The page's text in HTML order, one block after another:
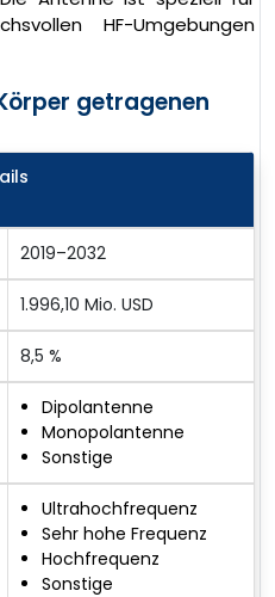
HF-Umgebungen
getragenen
2019–2032
1.996,10 Mio. USD
8,5 %
Dipolantenne
Monopolantenne
Sonstige
Ultrahochfrequenz
Sehr hohe Frequenz
Hochfrequenz
Sonstige